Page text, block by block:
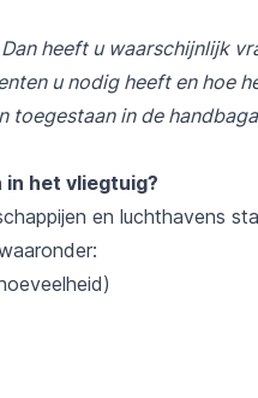
heeft u waarschijnlijk
u nodig heeft en hoe
toegestaan in de
in het vliegtuig?
en luchthavens